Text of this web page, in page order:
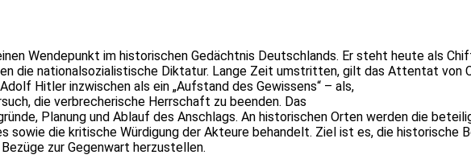
Wendepunkt im historischen Gedächtnis Deutschlands. Er steht heute als
die nationalsozialistische Diktatur. Lange Zeit umstritten, gilt das Attentat von
Hitler inzwischen als ein „Aufstand des Gewissens“ – als,
die verbrecherische Herrschaft zu beenden. Das
Planung und Ablauf des Anschlags. An historischen Orten werden die
sowie die kritische Würdigung der Akteure behandelt. Ziel ist es, die historische
zur Gegenwart herzustellen.